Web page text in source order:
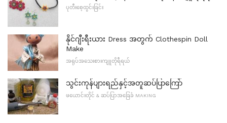
ပုတီးစေ့ထွင်းခြင်း
နိုင်ဂျီးရီးယား Dress အတွက် Clothespin Doll
Make
အရုပ်အသေးစားကျူတိုရီရယ်
သွင်းကုန်ပျားရည်နှင့်အတူဆပ်ပြာကြော်
ဖယောင်းတိုင် & ဆပ်ပြာအခြေခံ MAKING